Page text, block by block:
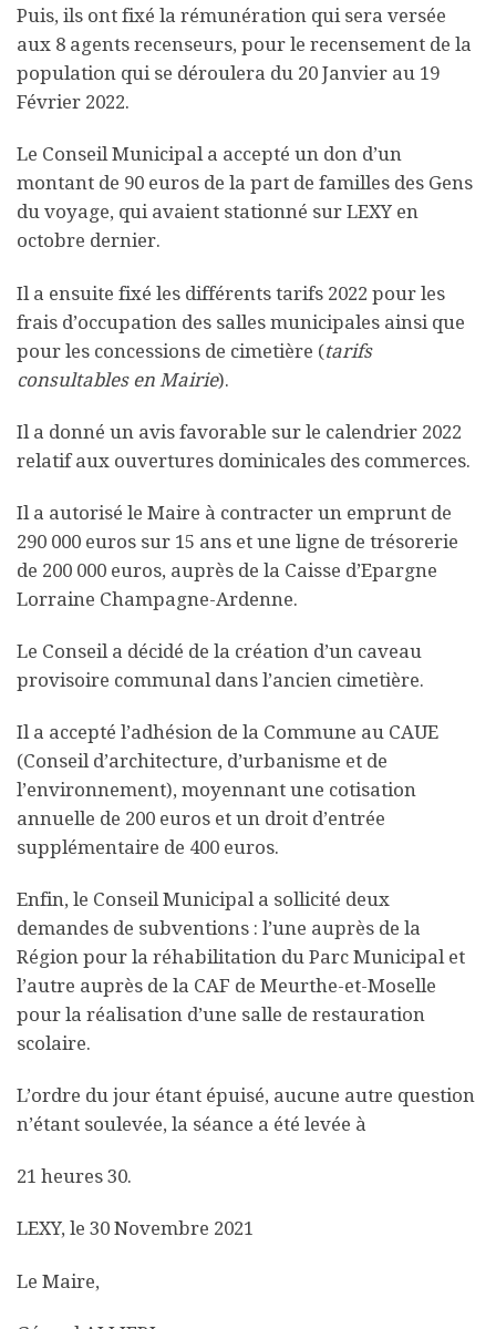
Puis, ils ont fixé la rémunération qui sera versée
aux 8 agents recenseurs, pour le recensement de la
population qui se déroulera du 20 Janvier au 19
Février 2022.
Le Conseil Municipal a accepté un don d’un
montant de 90 euros de la part de familles des Gens
du voyage, qui avaient stationné sur LEXY en
octobre dernier.
Il a ensuite fixé les différents tarifs 2022 pour les
frais d’occupation des salles municipales ainsi que
pour les concessions de cimetière (tarifs
consultables en Mairie).
Il a donné un avis favorable sur le calendrier 2022
relatif aux ouvertures dominicales des commerces.
Il a autorisé le Maire à contracter un emprunt de
290 000 euros sur 15 ans et une ligne de trésorerie
de 200 000 euros, auprès de la Caisse d’Epargne
Lorraine Champagne-Ardenne.
Le Conseil a décidé de la création d’un caveau
provisoire communal dans l’ancien cimetière.
Il a accepté l’adhésion de la Commune au CAUE
(Conseil d’architecture, d’urbanisme et de
l’environnement), moyennant une cotisation
annuelle de 200 euros et un droit d’entrée
supplémentaire de 400 euros.
Enfin, le Conseil Municipal a sollicité deux
demandes de subventions : l’une auprès de la
Région pour la réhabilitation du Parc Municipal et
l’autre auprès de la CAF de Meurthe-et-Moselle
pour la réalisation d’une salle de restauration
scolaire.
L’ordre du jour étant épuisé, aucune autre question
n’étant soulevée, la séance a été levée à
21 heures 30.
LEXY, le 30 Novembre 2021
Le Maire,